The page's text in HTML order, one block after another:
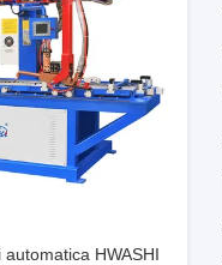
HWASHI